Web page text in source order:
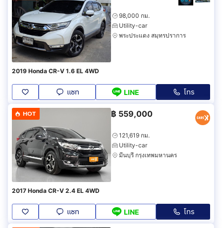
98,000 กม.
Utility-car
พระประแดง สมุทรปราการ
2019 Honda CR-V 1.6 EL 4WD
แชท LINE โทร
HOT ฿ 559,000
121,619 กม.
Utility-car
มีนบุรี กรุงเทพมหานคร
2017 Honda CR-V 2.4 EL 4WD
แชท LINE โทร